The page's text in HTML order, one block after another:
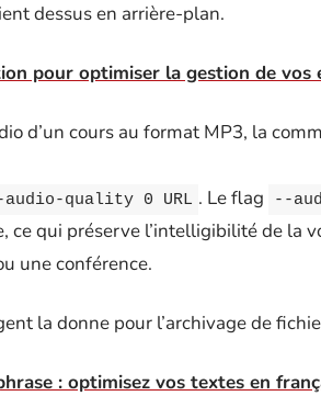
dessus en arrière-plan.
pour optimiser la gestion de vos
d’un cours au format MP3, la
quality 0 URL . Le flag --
qui préserve l’intelligibilité de la
une conférence.
la donne pour l’archivage de
: optimisez vos textes en